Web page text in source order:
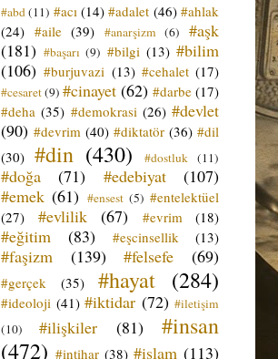
#abd (11) #acı (14) #adalet (46) #ahlak
(24) #aile (39) #anarşizm (6)
#aşk
(181) #başarı (9) #bilgi (13) #bilim
(106) #burjuvazi (13) #cehalet (17)
#cesaret(9) #cinayet (62) #darbe (17)
#deha (35) #demokrasi (26) #devlet
(90) #devrim (40) #diktatör (36) #dil
(30) #din (430) #dostluk (11)
#doğa (71) #edebiyat
(107)
#emek (61) #ensest (5) #entelektüel
(27)
#evlilik (67) #evrim (18)
#eğitim (83) #eşcinsellik (13)
#faşizm (139) #felsefe (69)
#gerçek (35) #hayat (284)
#ideoloji (41) #iktidar (72) #iletişim
(10)
#ilişkiler (81)
#insan
(472) #intihar (38) #islam (113)